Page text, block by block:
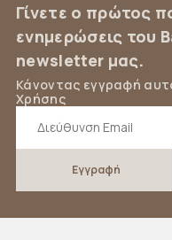
Γίνετε ο πρώτος
ενημερώσεις του
newsletter μας.
Κάνοντας εγγραφή
Χρήσης